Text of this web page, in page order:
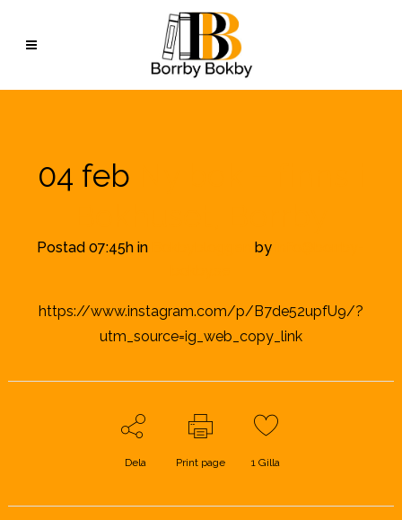
04 feb
Postad 07:45h in by
https://www.instagram.com/p/B7de52upfU9/?
utm_source=ig_web_copy_link
Dela Print page 1 Gilla